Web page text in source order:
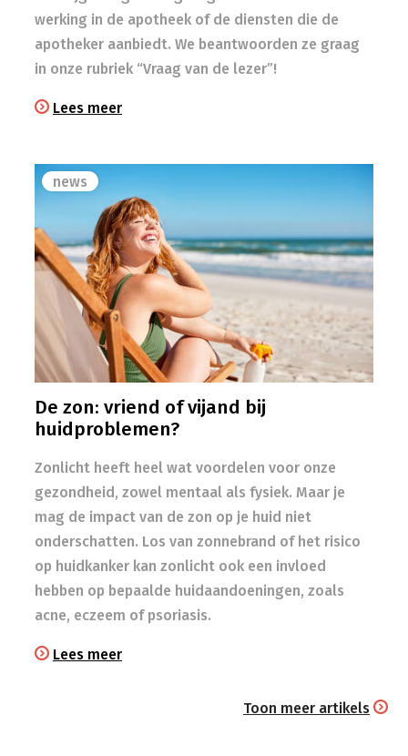
werking in de apotheek of de diensten die de
apotheker aanbiedt. We beantwoorden ze graag
in onze rubriek “Vraag van de lezer”!
Lees meer
news
De zon: vriend of vijand bij
huidproblemen?
Zonlicht heeft heel wat voordelen voor onze
gezondheid, zowel mentaal als fysiek. Maar je
mag de impact van de zon op je huid niet
onderschatten. Los van zonnebrand of het risico
op huidkanker kan zonlicht ook een invloed
hebben op bepaalde huidaandoeningen, zoals
acne, eczeem of psoriasis.
Lees meer
Toon meer artikels